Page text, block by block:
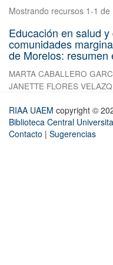
Mostrando recursos 1-1 de
Educación en salud
comunidades
de Morelos: resumen
MARTA CABALLERO
JANETTE FLORES
RIAA UAEM copyright ©
Biblioteca Central
Contacto | Sugerencias